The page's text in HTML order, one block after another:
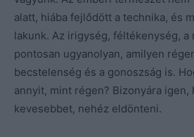
alatt, hiába fejlődött a technika, és
lakunk. Az irigység, féltékenység, a
pontosan ugyanolyan, amilyen
becstelenség és a gonoszság is.
annyit, mint régen? Bizonyára
kevesebbet, nehéz eldönteni.